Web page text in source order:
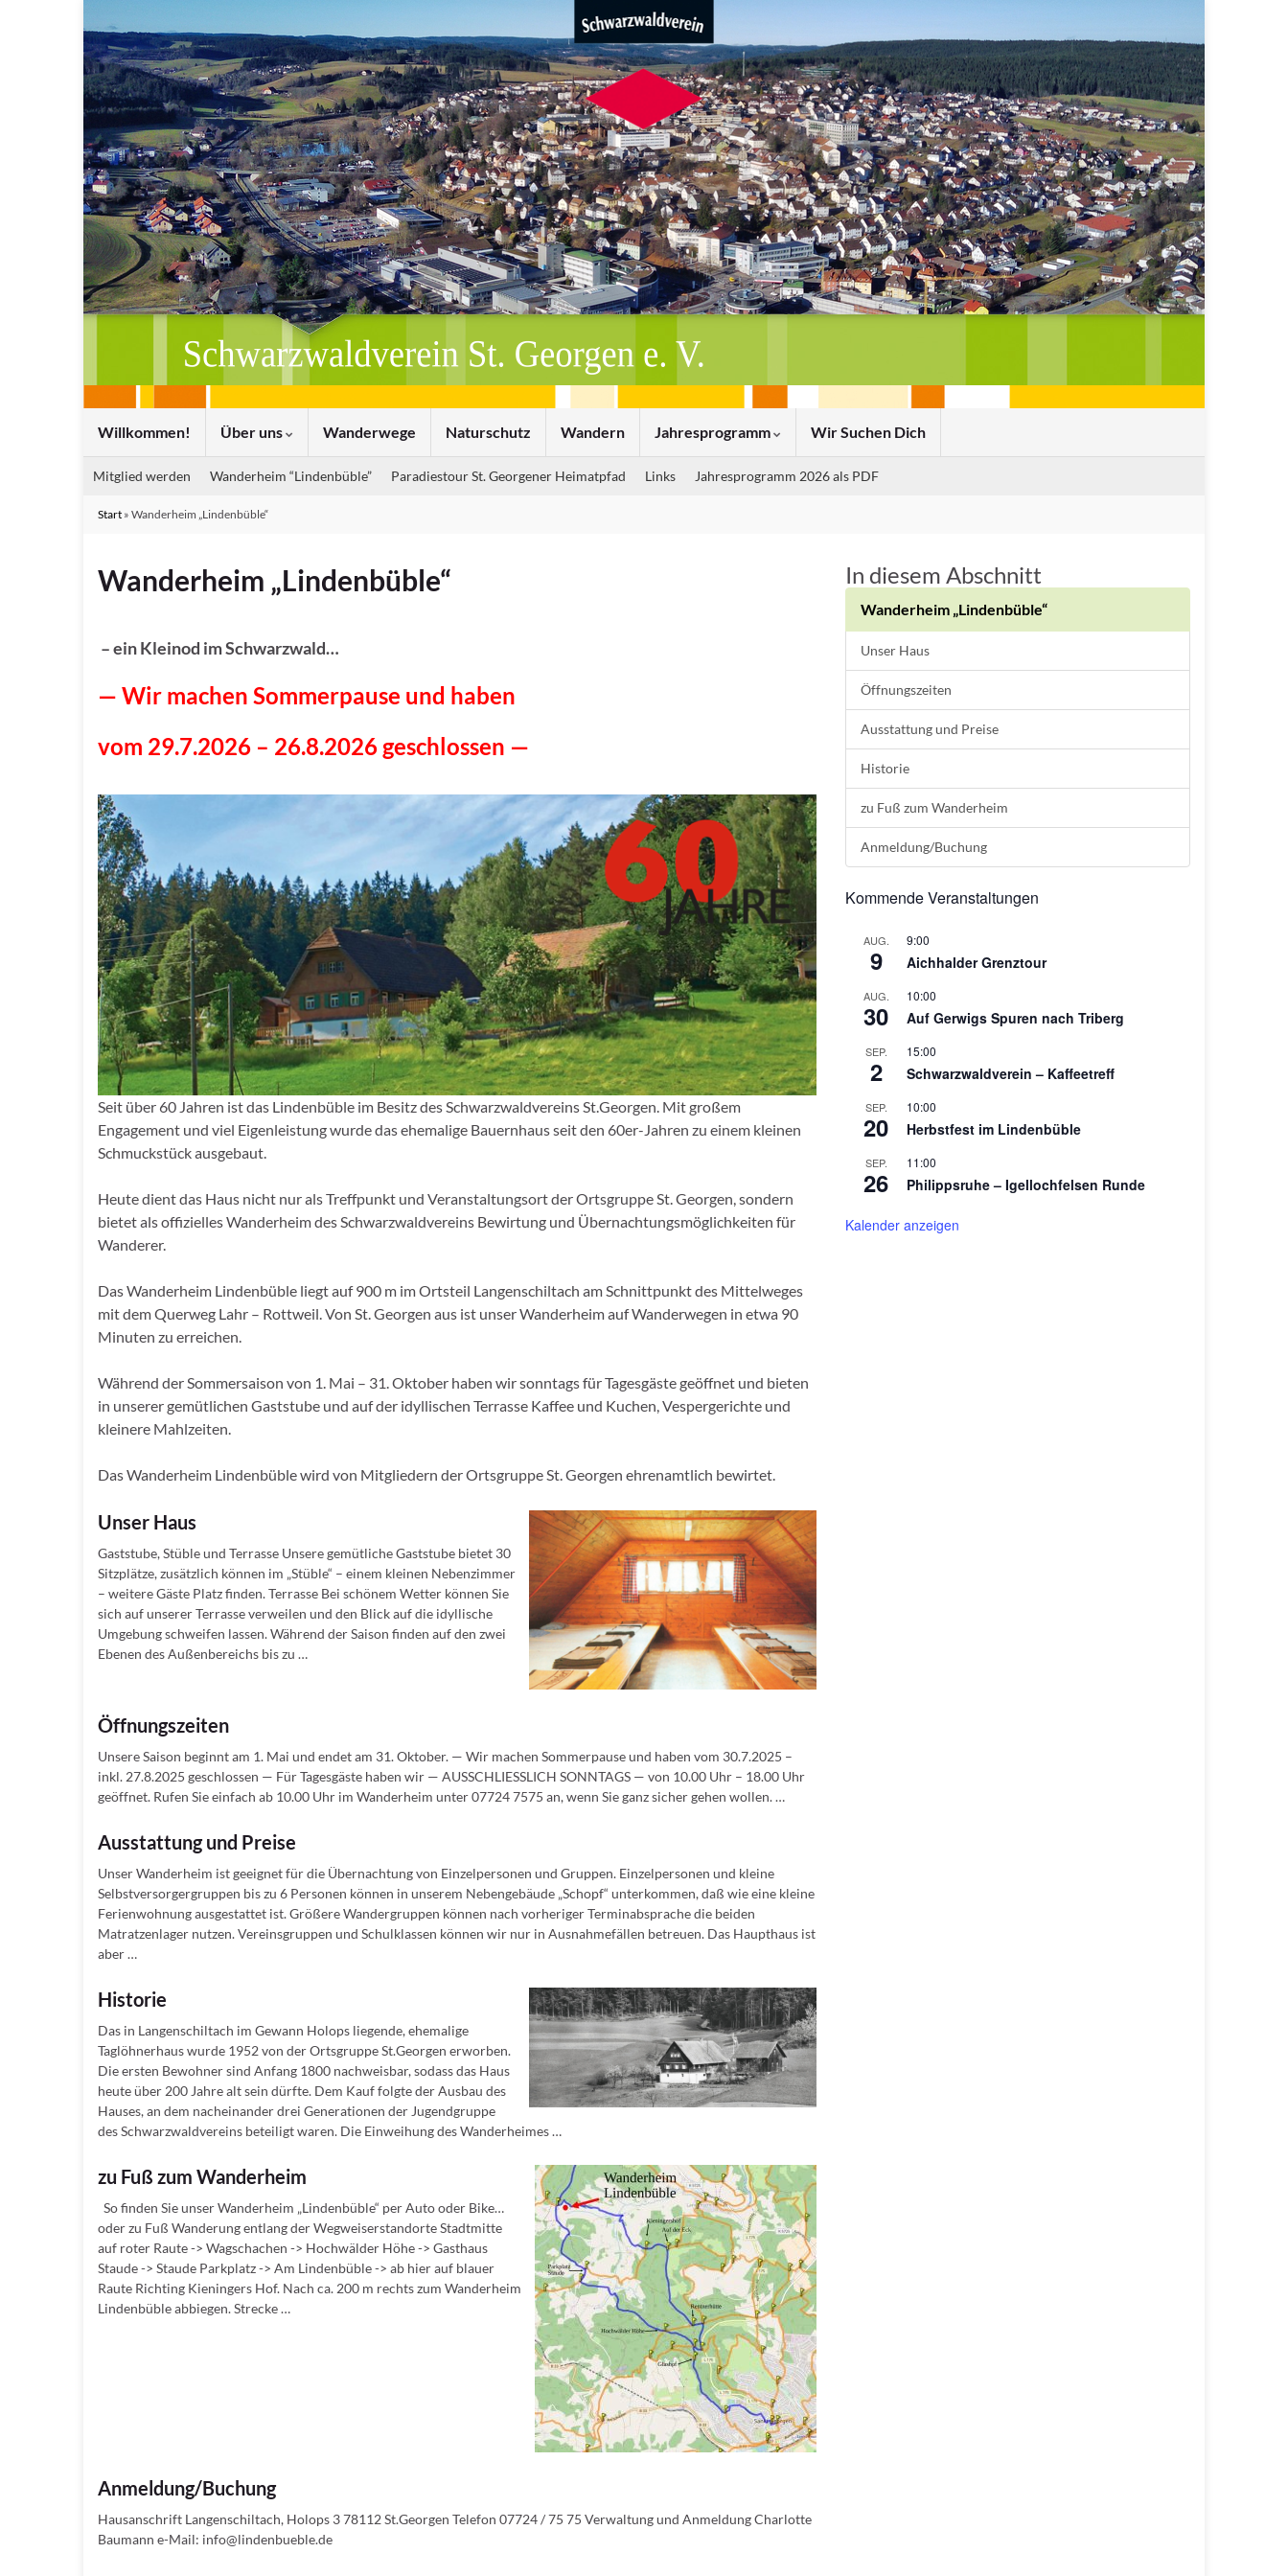
Willkommen! Über uns Wanderwege Naturschutz Wandern Jahresprogramm Wir Suchen Dich
Mitglied werden Wanderheim “Lindenbüble” Paradiestour St. Georgener Heimatpfad Links Jahresprogramm 2026 als PDF
Start » Wanderheim „Lindenbüble“
Wanderheim „Lindenbüble“
– ein Kleinod im Schwarzwald…
— Wir machen Sommerpause und haben
vom 29.7.2026 – 26.8.2026 geschlossen —
Seit über 60 Jahren ist das Lindenbüble im Besitz des Schwarzwaldvereins St.Georgen. Mit großem
Engagement und viel Eigenleistung wurde das ehemalige Bauernhaus seit den 60er-Jahren zu einem kleinen
Schmuckstück ausgebaut.
Heute dient das Haus nicht nur als Treffpunkt und Veranstaltungsort der Ortsgruppe St. Georgen, sondern
bietet als offizielles Wanderheim des Schwarzwaldvereins Bewirtung und Übernachtungsmöglichkeiten für
Wanderer.
Das Wanderheim Lindenbüble liegt auf 900 m im Ortsteil Langenschiltach am Schnittpunkt des Mittelweges
mit dem Querweg Lahr – Rottweil. Von St. Georgen aus ist unser Wanderheim auf Wanderwegen in etwa 90
Minuten zu erreichen.
Während der Sommersaison von 1. Mai – 31. Oktober haben wir sonntags für Tagesgäste geöffnet und bieten
in unserer gemütlichen Gaststube und auf der idyllischen Terrasse Kaffee und Kuchen, Vespergerichte und
kleinere Mahlzeiten.
Das Wanderheim Lindenbüble wird von Mitgliedern der Ortsgruppe St. Georgen ehrenamtlich bewirtet.
Unser Haus
Gaststube, Stüble und Terrasse Unsere gemütliche Gaststube bietet 30
Sitzplätze, zusätzlich können im „Stüble“ – einem kleinen Nebenzimmer
– weitere Gäste Platz finden. Terrasse Bei schönem Wetter können Sie
sich auf unserer Terrasse verweilen und den Blick auf die idyllische
Umgebung schweifen lassen. Während der Saison finden auf den zwei
Ebenen des Außenbereichs bis zu …
Öffnungszeiten
Unsere Saison beginnt am 1. Mai und endet am 31. Oktober. — Wir machen Sommerpause und haben vom 30.7.2025 –
inkl. 27.8.2025 geschlossen — Für Tagesgäste haben wir — AUSSCHLIESSLICH SONNTAGS — von 10.00 Uhr – 18.00 Uhr
geöffnet. Rufen Sie einfach ab 10.00 Uhr im Wanderheim unter 07724 7575 an, wenn Sie ganz sicher gehen wollen. …
Ausstattung und Preise
Unser Wanderheim ist geeignet für die Übernachtung von Einzelpersonen und Gruppen. Einzelpersonen und kleine
Selbstversorgergruppen bis zu 6 Personen können in unserem Nebengebäude „Schopf“ unterkommen, daß wie eine kleine
Ferienwohnung ausgestattet ist. Größere Wandergruppen können nach vorheriger Terminabsprache die beiden
Matratzenlager nutzen. Vereinsgruppen und Schulklassen können wir nur in Ausnahmefällen betreuen. Das Haupthaus ist
aber …
Historie
Das in Langenschiltach im Gewann Holops liegende, ehemalige
Taglöhnerhaus wurde 1952 von der Ortsgruppe St.Georgen erworben.
Die ersten Bewohner sind Anfang 1800 nachweisbar, sodass das Haus
heute über 200 Jahre alt sein dürfte. Dem Kauf folgte der Ausbau des
Hauses, an dem nacheinander drei Generationen der Jugendgruppe
des Schwarzwaldvereins beteiligt waren. Die Einweihung des Wanderheimes …
zu Fuß zum Wanderheim
So finden Sie unser Wanderheim „Lindenbüble“ per Auto oder Bike…
oder zu Fuß Wanderung entlang der Wegweiserstandorte Stadtmitte
auf roter Raute -> Wagschachen -> Hochwälder Höhe -> Gasthaus
Staude -> Staude Parkplatz -> Am Lindenbüble -> ab hier auf blauer
Raute Richting Kieningers Hof. Nach ca. 200 m rechts zum Wanderheim
Lindenbüble abbiegen. Strecke …
Anmeldung/Buchung
Hausanschrift Langenschiltach, Holops 3 78112 St.Georgen Telefon 07724 / 75 75 Verwaltung und Anmeldung Charlotte
Baumann e-Mail: info@lindenbueble.de
In diesem Abschnitt
Wanderheim „Lindenbüble“
Unser Haus
Öffnungszeiten
Ausstattung und Preise
Historie
zu Fuß zum Wanderheim
Anmeldung/Buchung
Kommende Veranstaltungen
AUG.
9
9:00
Aichhalder Grenztour
AUG.
30
10:00
Auf Gerwigs Spuren nach Triberg
SEP.
2
15:00
Schwarzwaldverein – Kaffeetreff
SEP.
20
10:00
Herbstfest im Lindenbüble
SEP.
26
11:00
Philippsruhe – Igellochfelsen Runde
Kalender anzeigen